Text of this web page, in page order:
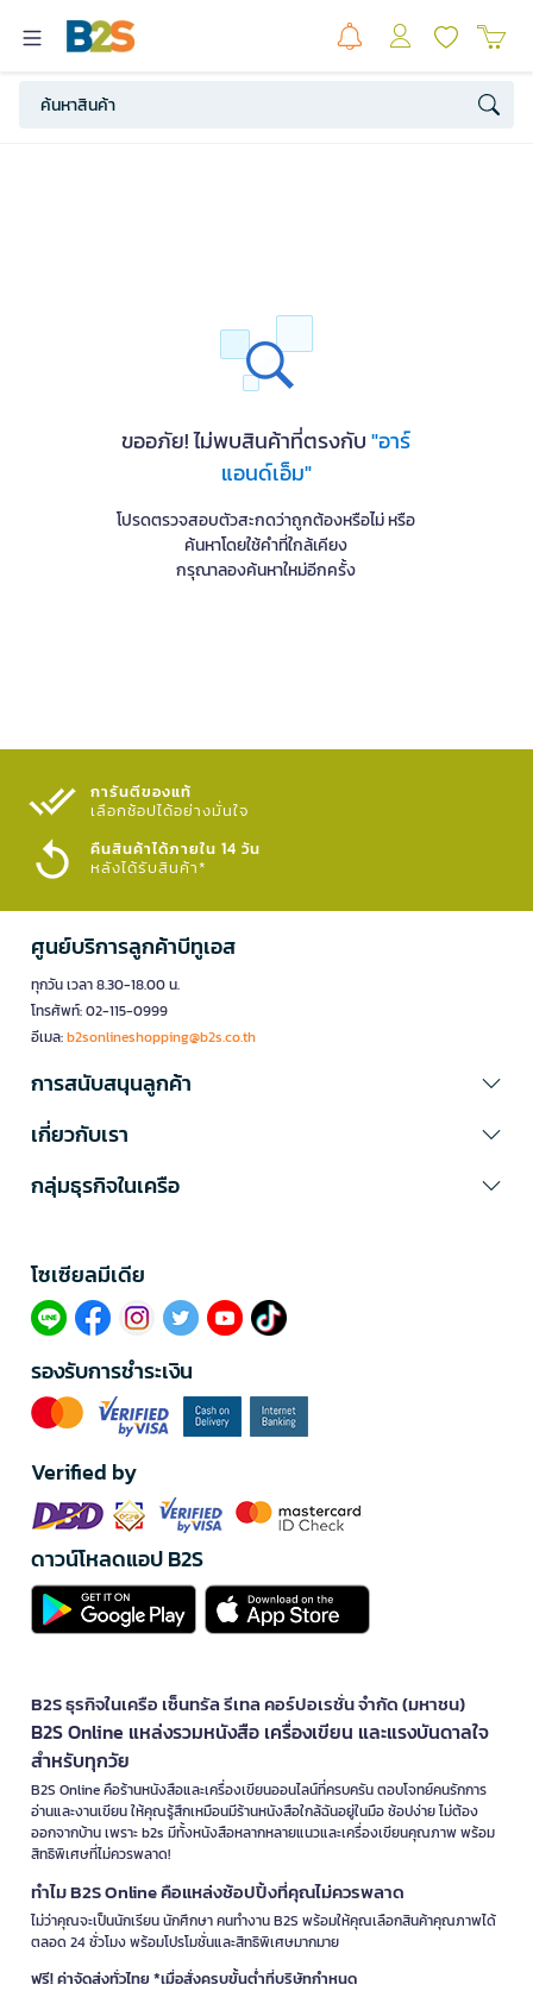
ขออภัย! ไม่พบสินค้าที่ตรงกับ"อาร์
แอนด์เอ็ม"
โปรดตรวจสอบตัวสะกดว่าถูกต้องหรือไม่ หรือ
ค้นหาโดยใช้คำที่ใกล้เคียง
กรุณาลองค้นหาใหม่อีกครั้ง
การันตีของแท้
เลือกช้อปได้อย่างมั่นใจ​
คืนสินค้าได้ภายใน 14 วัน
หลังได้รับสินค้า*
ศูนย์บริการลูกค้าบีทูเอส
ทุกวัน เวลา 8.30-18.00 น.
โทรศัพท์: 02-115-0999
อีเมล:b2sonlineshopping@b2s.co.th
การสนับสนุนลูกค้า
เกี่ยวกับเรา
กลุ่มธุรกิจในเครือ
โซเซียลมีเดีย​
รองรับการชำระเงิน
Verified by
ดาวน์โหลดแอป B2S
B2S ธุรกิจในเครือ เซ็นทรัล รีเทล คอร์ปอเรชั่น จำกัด (มหาชน)
B2S Online แหล่งรวมหนังสือ เครื่องเขียน และแรงบันดาลใจ
สำหรับทุกวัย
B2S Online คือร้านหนังสือและเครื่องเขียนออนไลน์ที่ครบครัน ตอบโจทย์คนรักการ
อ่านและงานเขียน ให้คุณรู้สึกเหมือนมีร้านหนังสือใกล้ฉันอยู่ในมือ ช้อปง่าย ไม่ต้อง
ออกจากบ้าน เพราะ b2s มีทั้งหนังสือหลากหลายแนวและเครื่องเขียนคุณภาพ พร้อม
สิทธิพิเศษที่ไม่ควรพลาด!
ทำไม B2S Online คือแหล่งช้อปปิ้งที่คุณไม่ควรพลาด
ไม่ว่าคุณจะเป็นนักเรียน นักศึกษา คนทำงาน B2S พร้อมให้คุณเลือกสินค้าคุณภาพได้
ตลอด 24 ชั่วโมง พร้อมโปรโมชั่นและสิทธิพิเศษมากมาย
ฟรี! ค่าจัดส่งทั่วไทย *เมื่อสั่งครบขั้นต่ำที่บริษัทกำหนด